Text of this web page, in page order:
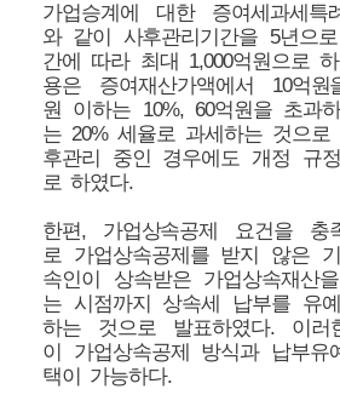
가업승계에 대한 증여세과세특
와 같이 사후관리기간을 5년으
간에 따라 최대 1,000억원으로
용은 증여재산가액에서 10억
원 이하는 10%, 60억원을 초과
는 20% 세율로 과세하는 것으
후관리 중인 경우에도 개정 규
로 하였다.
한편, 가업상속공제 요건을 충
로 가업상속공제를 받지 않은
속인이 상속받은 가업상속재산
는 시점까지 상속세 납부를 유
하는 것으로 발표하였다. 이러
이 가업상속공제 방식과 납부
택이 가능하다.